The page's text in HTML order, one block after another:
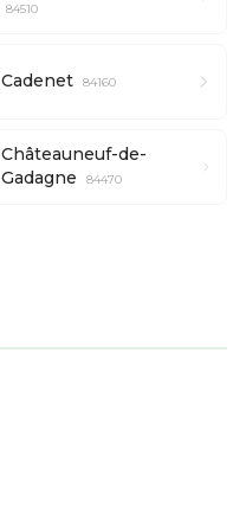
84510
Cadenet 84160
Châteauneuf-de-
Gadagne
84470